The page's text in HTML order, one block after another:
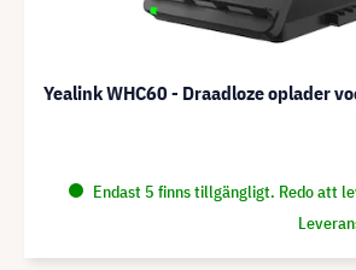
Yealink WHC60 - Draadloze oplader
Endast 5 finns tillgängligt. Redo att